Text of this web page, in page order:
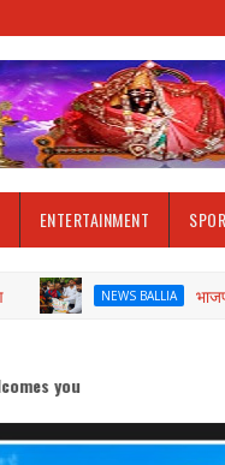
ENTERTAINMENT
NEWS BALLIA भाजपा नेता